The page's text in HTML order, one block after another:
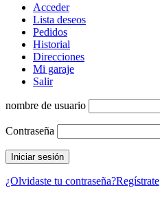
Acceder
Lista deseos
Pedidos
Historial
Direcciones
Mi garaje
Salir
nombre de usuario
Contraseña
¿Olvidaste tu contraseña?Regístrate